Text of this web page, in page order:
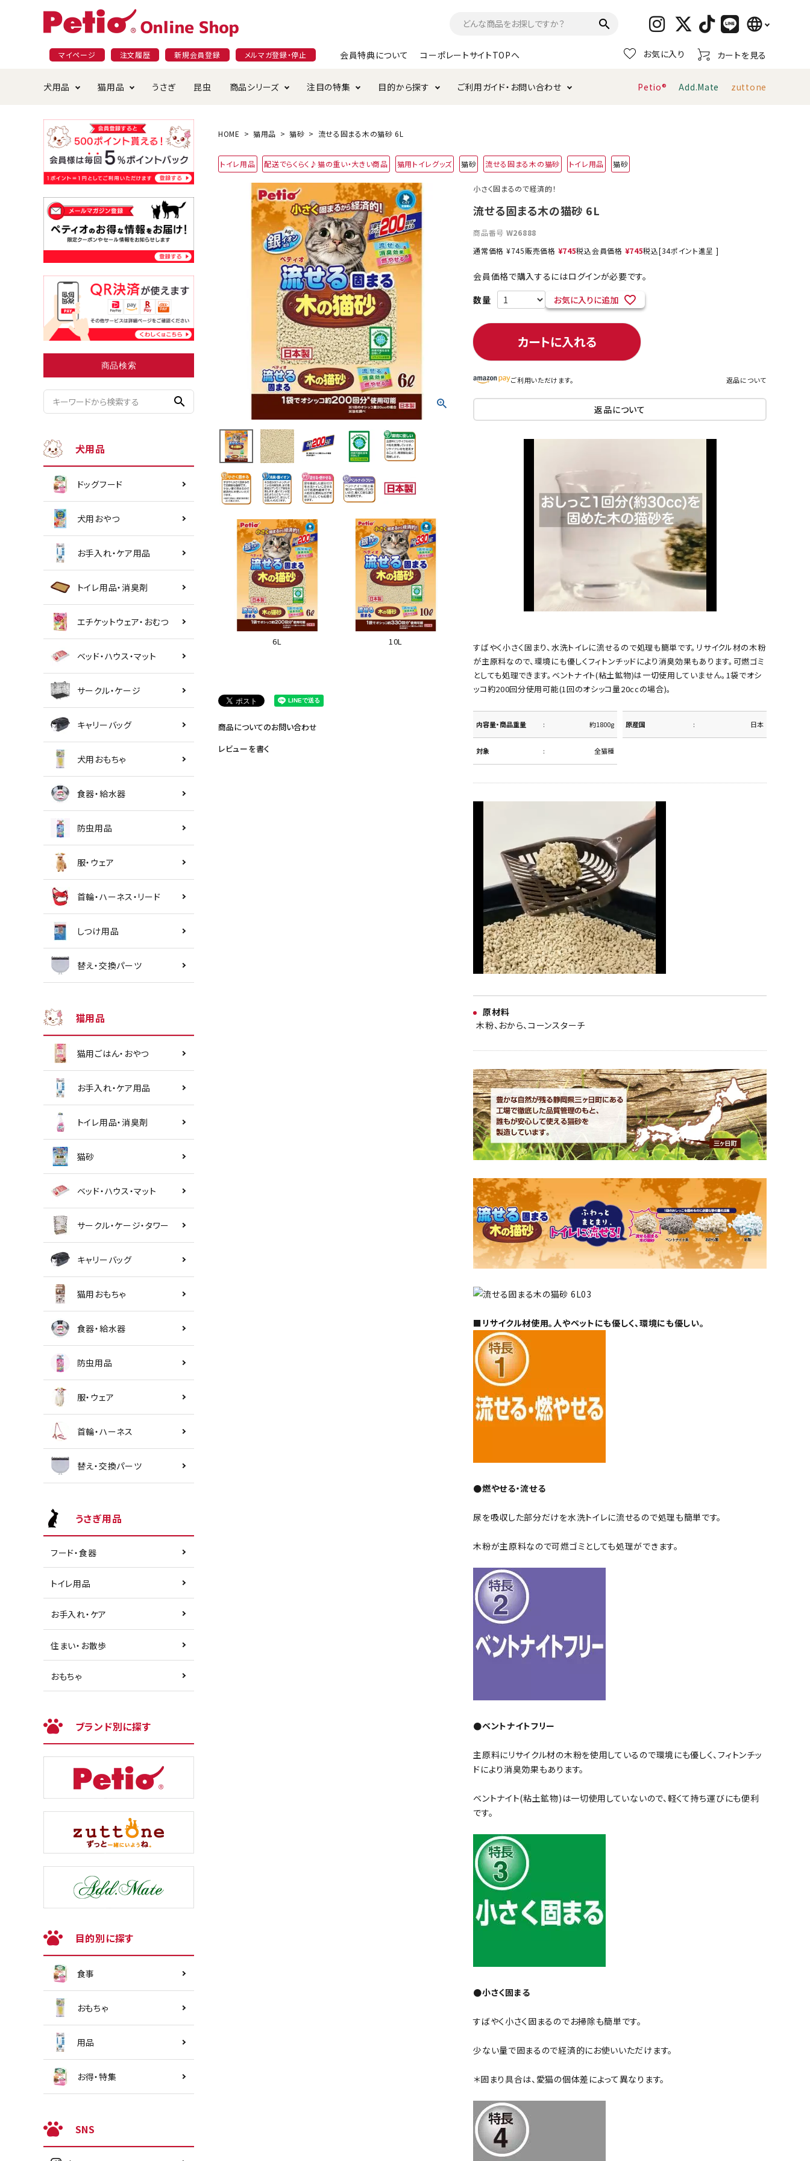
search language
日本語
English
マイページ 注文履歴 新規会員登録 メルマガ登録・停止 会員特典について コーポレートサイトTOPへ お気に入り カートを見る
犬用品
ドッグフード おやつ
ペットシーツ ベッド・ハウス・マット サークル・ケージ キャリーバッグ
おもちゃ 食器・給水器
首輪・ハーネス・リード しつけ用品 替え・交換パーツ
猫用品
ごはん・おやつ お手入れ・ケア用品
ベッド・ハウス・マット サークル・ケージ・タワー キャリーバッグ おもちゃ
食器・給水器 防虫用品
替え・交換パーツ
うさぎ 昆虫 商品シリーズ
プラクト 素材そのまま
注目の特集
夜のお散歩特集 無添加特集
目的から探す
国産フード&おやつ特集 穀物不使用のグレインフリー
じゃらして遊ぶ 引っ張って遊ぶ 投げて遊ぶ デンタルおもちゃ
またたび・元気草 夜のお散歩
小型犬にオススメ ダイエット中にオススメ まとめ買いでオトク！！ ネコポス対象商品一覧
ご利用ガイド・お問い合わせ
ショッピングガイド 会員特典について
返品・交換について オンラインショップ利用規約
Petio® Add.Mate zuttone
商品検索
search
犬用品
ドッグフード
犬用おやつ
お手入れ・ケア用品
トイレ用品・消臭剤
エチケットウェア・おむつ
ベッド・ハウス・マット
サークル・ケージ
キャリーバッグ
犬用おもちゃ
食器・給水器
防虫用品
服・ウェア
首輪・ハーネス・リード
しつけ用品
替え・交換パーツ
猫用品
猫用ごはん・おやつ
お手入れ・ケア用品
トイレ用品・消臭剤
猫砂
ベッド・ハウス・マット
サークル・ケージ・タワー
キャリーバッグ
猫用おもちゃ
食器・給水器
防虫用品
服・ウェア
首輪・ハーネス
替え・交換パーツ
うさぎ用品
フード・食器
トイレ用品
お手入れ・ケア
住まい・お散歩
おもちゃ
ブランド別に探す
目的別に探す
食事
おもちゃ
用品
お得・特集
SNS
HOME 猫用品 猫砂 流せる固まる木の猫砂 6L
トイレ用品 配送でらくらく♪猫の重い・大きい商品 猫用トイレグッズ 猫砂 流せる固まる木の猫砂 トイレ用品 猫砂
6L 10L
商品についてのお問い合わせ
レビューを書く
小さく固まるので経済的！
流せる固まる木の猫砂 6L
商品番号 W26888
通常価格 ¥745販売価格 ¥745税込会員価格 ¥745税込[34ポイント進呈 ]
会員価格で購入するにはログインが必要です。
お気に入りに追加
カートに入れる
ご利用いただけます。 返品について
返品について
すばやく小さく固まり、水洗トイレに流せるので処理も簡単です。リサイクル材の木粉
が主原料なので、環境にも優しくフィトンチッドにより消臭効果もあります。可燃ゴミ
としても処理できます。ベントナイト(粘土鉱物)は一切使用していません。1袋でオシ
ッコ約200回分使用可能(1回のオシッコ量20ccの場合)。
内容量・商品重量 約1800g 原産国 日本
対象 全猫種
原材料
木粉、おから、コーンスターチ
■リサイクル材使用。人やペットにも優しく、環境にも優しい。
●燃やせる・流せる
尿を吸収した部分だけを水洗トイレに流せるので処理も簡単です。
木粉が主原料なので可燃ゴミとしても処理ができます。
●ベントナイトフリー
主原料にリサイクル材の木粉を使用しているので環境にも優しく、フィトンチッ
ドにより消臭効果もあります。
ベントナイト(粘土鉱物)は一切使用していないので、軽くて持ち運びにも便利
です。
●小さく固まる
すばやく小さく固まるのでお掃除も簡単です。
少ない量で固まるので経済的にお使いいただけます。
＊固まり具合は、愛猫の個体差によって異なります。